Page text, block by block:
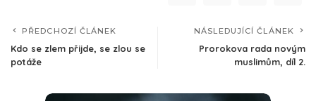
PŘEDCHOZÍ ČLÁNEK
Kdo se zlem přijde, se zlou se
potáže
NÁSLEDUJÍCÍ ČLÁNEK
Prorokova rada novým
muslimům, díl 2.